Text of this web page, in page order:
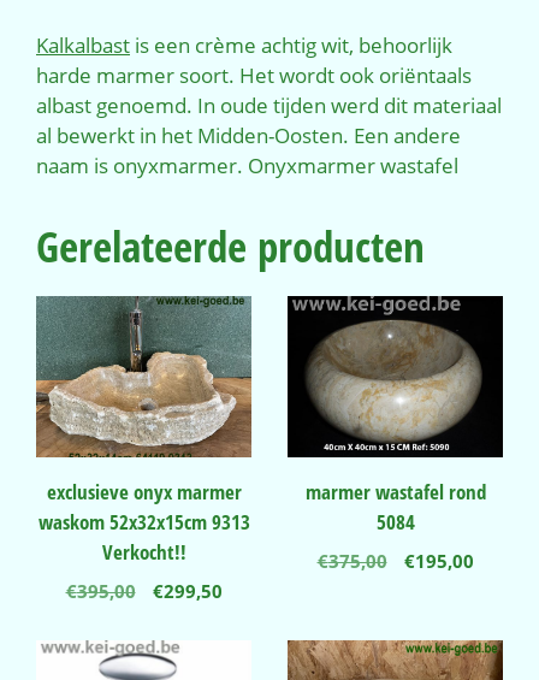
Kalkalbast is een crème achtig wit, behoorlijk
harde marmer soort. Het wordt ook oriëntaals
albast genoemd. In oude tijden werd dit materiaal
al bewerkt in het Midden-Oosten. Een andere
naam is onyxmarmer. Onyxmarmer wastafel
Gerelateerde producten
exclusieve onyx marmer
waskom 52x32x15cm 9313
Verkocht!!
€395,00
Oorspronkelijke
was:
€395,00.
€299,50Huidige
€299,50.
marmer wastafel rond
5084
€375,00
€375,00.
€195,00